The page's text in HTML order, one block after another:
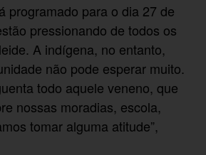
programado para o dia 27 de
pressionando de todos os
A indígena, no entanto,
não pode esperar muito.
todo aquele veneno, que
nossas moradias, escola,
tomar alguma atitude”,